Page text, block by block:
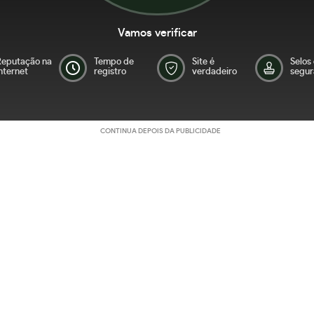
Vamos verificar
na
Tempo de
registro
Site é
verdadeiro
Selos
CONTINUA DEPOIS DA PUBLICIDADE